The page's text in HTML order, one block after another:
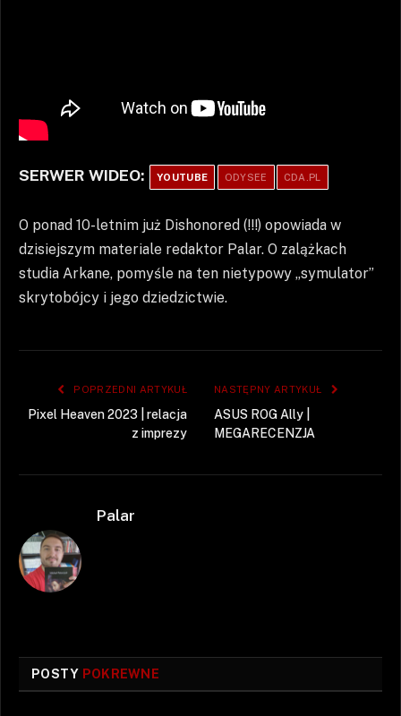
SERWER WIDEO: YOUTUBE ODYSEE CDA.PL
O ponad 10-letnim już Dishonored (!!!) opowiada w
dzisiejszym materiale redaktor Palar. O zalążkach
studia Arkane, pomyśle na ten nietypowy „symulator”
skrytobójcy i jego dziedzictwie.
POPRZEDNI ARTYKUŁ
Pixel Heaven 2023 | relacja
z imprezy
NASTĘPNY ARTYKUŁ
ASUS ROG Ally |
MEGARECENZJA
Palar
POSTY POKREWNE